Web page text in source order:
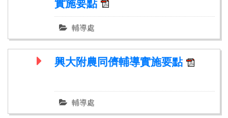
實施要點
輔導處
興大附農同儕輔導實施要點
輔導處